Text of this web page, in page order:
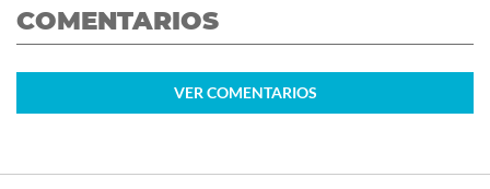
COMENTARIOS
VER COMENTARIOS